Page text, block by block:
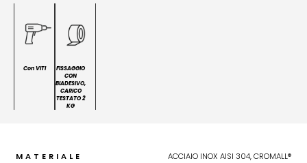
Con VITI
FISSAGGIO
CON
BIADESIVO,
CARICO
TESTATO 2
KG
MATERIALE ACCIAIO INOX AISI 304, CROMALL®